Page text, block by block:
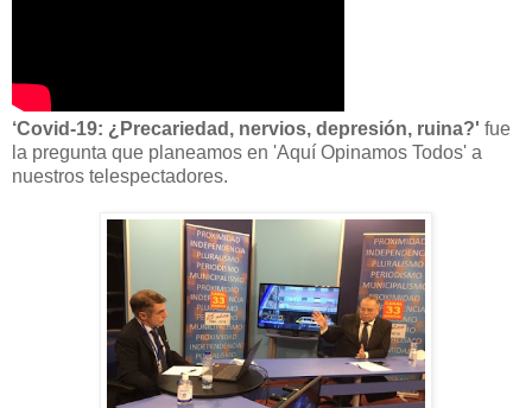
‘Covid-19: ¿Precariedad, nervios, depresión, ruina?' fue
la pregunta que planeamos en 'Aquí Opinamos Todos' a
nuestros telespectadores.